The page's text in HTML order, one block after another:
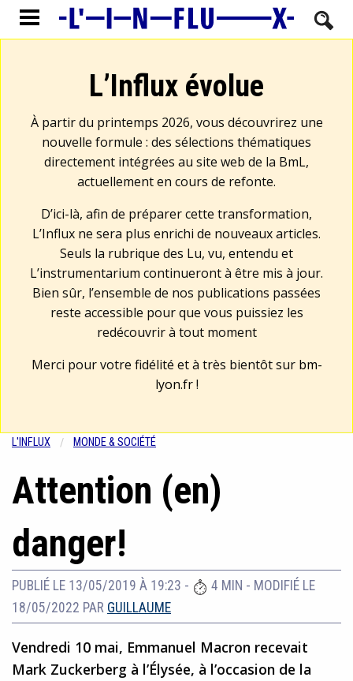
L’Influx évolue
À partir du printemps 2026, vous découvrirez une
nouvelle formule : des sélections thématiques
directement intégrées au site web de la BmL,
actuellement en cours de refonte.
D’ici-là, afin de préparer cette transformation,
L’Influx ne sera plus enrichi de nouveaux articles.
Seuls la rubrique des Lu, vu, entendu et
L’instrumentarium continueront à être mis à jour.
Bien sûr, l’ensemble de nos publications passées
reste accessible pour que vous puissiez les
redécouvrir à tout moment
Merci pour votre fidélité et à très bientôt sur bm-
lyon.fr!
L'INFLUX MONDE & SOCIÉTÉ
Attention (en)
danger!
PUBLIÉ LE 13/05/2019 À 19:23 - 4 MIN - MODIFIÉ LE
18/05/2022 PAR GUILLAUME
Vendredi 10 mai, Emmanuel Macron recevait
Mark Zuckerberg à l’Élysée, à l’occasion de la